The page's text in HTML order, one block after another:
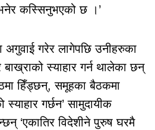
कस्सिनुभएको छ ।’
अगुवाई गरेर लागेपछि उनीहरुका
स्याहार गर्न थालेका छन्
हिँड्छन्, समूहका बैठकमा
गर्छन’ सामुदायीक
‘एकातिर विदेशीने पुरुष घरमै